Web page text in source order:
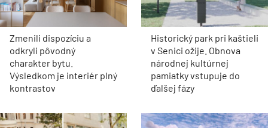
Zmenili dispozíciu a
odkryli pôvodný
charakter bytu.
Výsledkom je interiér plný
kontrastov
Historický park pri kaštieli
v Senici ožije. Obnova
národnej kultúrnej
pamiatky vstupuje do
ďalšej fázy